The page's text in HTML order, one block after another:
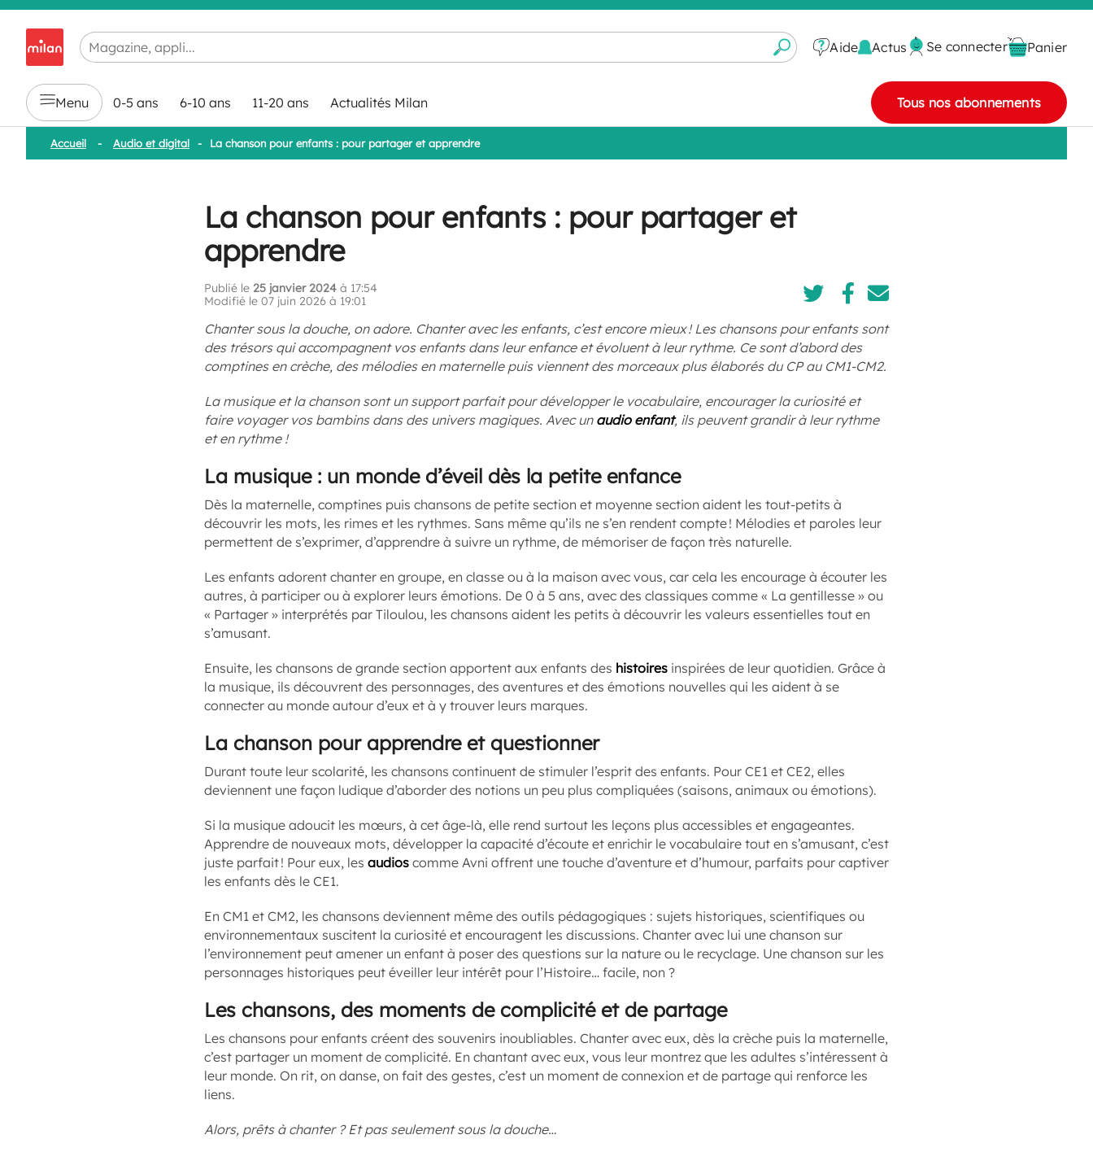
Chargement en cours...
Aide Actus Se connecter Panier
Menu 0-5 ans 6-10 ans 11-20 ans Actualités Milan Tous nos abonnements
Accueil - Audio et digital - La chanson pour enfants : pour partager et apprendre
La chanson pour enfants : pour partager et
apprendre
Publié le 25 janvier 2024 à 17:54
Modifié le 07 juin 2026 à 19:01
Chanter sous la douche, on adore. Chanter avec les enfants, c’est encore mieux ! Les chansons pour enfants sont
des trésors qui accompagnent vos enfants dans leur enfance et évoluent à leur rythme. Ce sont d’abord des
comptines en crèche, des mélodies en maternelle puis viennent des morceaux plus élaborés du CP au CM1-CM2.
La musique et la chanson sont un support parfait pour développer le vocabulaire, encourager la curiosité et
faire voyager vos bambins dans des univers magiques. Avec un audio enfant, ils peuvent grandir à leur rythme
et en rythme !
La musique : un monde d’éveil dès la petite enfance
Dès la maternelle, comptines puis chansons de petite section et moyenne section aident les tout-petits à
découvrir les mots, les rimes et les rythmes. Sans même qu’ils ne s’en rendent compte ! Mélodies et paroles leur
permettent de s’exprimer, d’apprendre à suivre un rythme, de mémoriser de façon très naturelle.
Les enfants adorent chanter en groupe, en classe ou à la maison avec vous, car cela les encourage à écouter les
autres, à participer ou à explorer leurs émotions. De 0 à 5 ans, avec des classiques comme « La gentillesse » ou
« Partager » interprétés par Tiloulou, les chansons aident les petits à découvrir les valeurs essentielles tout en
s’amusant.
Ensuite, les chansons de grande section apportent aux enfants des histoires inspirées de leur quotidien. Grâce à
la musique, ils découvrent des personnages, des aventures et des émotions nouvelles qui les aident à se
connecter au monde autour d’eux et à y trouver leurs marques.
La chanson pour apprendre et questionner
Durant toute leur scolarité, les chansons continuent de stimuler l’esprit des enfants. Pour CE1 et CE2, elles
deviennent une façon ludique d’aborder des notions un peu plus compliquées (saisons, animaux ou émotions).
Si la musique adoucit les mœurs, à cet âge-là, elle rend surtout les leçons plus accessibles et engageantes.
Apprendre de nouveaux mots, développer la capacité d’écoute et enrichir le vocabulaire tout en s’amusant, c’est
juste parfait ! Pour eux, les audios comme Avni offrent une touche d’aventure et d’humour, parfaits pour captiver
les enfants dès le CE1.
En CM1 et CM2, les chansons deviennent même des outils pédagogiques : sujets historiques, scientifiques ou
environnementaux suscitent la curiosité et encouragent les discussions. Chanter avec lui une chanson sur
l’environnement peut amener un enfant à poser des questions sur la nature ou le recyclage. Une chanson sur les
personnages historiques peut éveiller leur intérêt pour l’Histoire… facile, non ?
Les chansons, des moments de complicité et de partage
Les chansons pour enfants créent des souvenirs inoubliables. Chanter avec eux, dès la crèche puis la maternelle,
c’est partager un moment de complicité. En chantant avec eux, vous leur montrez que les adultes s’intéressent à
leur monde. On rit, on danse, on fait des gestes, c’est un moment de connexion et de partage qui renforce les
liens.
Alors, prêts à chanter ? Et pas seulement sous la douche…